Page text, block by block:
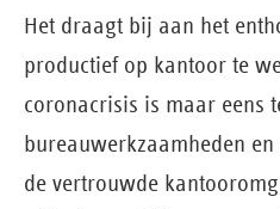
Het draagt bij aan het
productief op kantoor te
coronacrisis is maar eens
bureauwerkzaamheden
de vertrouwde